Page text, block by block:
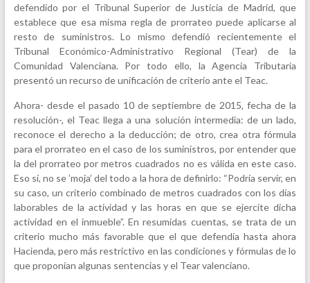
defendido por el Tribunal Superior de Justicia de Madrid, que
establece que esa misma regla de prorrateo puede aplicarse al
resto de suministros. Lo mismo defendió recientemente el
Tribunal Económico-Administrativo Regional (Tear) de la
Comunidad Valenciana. Por todo ello, la Agencia Tributaria
presentó un recurso de unificación de criterio ante el Teac.
Ahora- desde el pasado 10 de septiembre de 2015, fecha de la
resolución-, el Teac llega a una solución intermedia: de un lado,
reconoce el derecho a la deducción; de otro, crea otra fórmula
para el prorrateo en el caso de los suministros, por entender que
la del prorrateo por metros cuadrados no es válida en este caso.
Eso sí, no se ’moja’ del todo a la hora de definirlo: “Podría servir, en
su caso, un criterio combinado de metros cuadrados con los días
laborables de la actividad y las horas en que se ejercite dicha
actividad en el inmueble”. En resumidas cuentas, se trata de un
criterio mucho más favorable que el que defendía hasta ahora
Hacienda, pero más restrictivo en las condiciones y fórmulas de lo
que proponían algunas sentencias y el Tear valenciano.